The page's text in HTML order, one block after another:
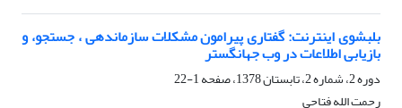
بلبشوی اینترنت: گفتاری پیرامون مشکلات سازماندهی ، جستجو، و
بازیابی اطلاعات در وب جهانگستر
دوره 2، شماره 2، تابستان 1378، صفحه
1-22
رحمت الله فتاحی